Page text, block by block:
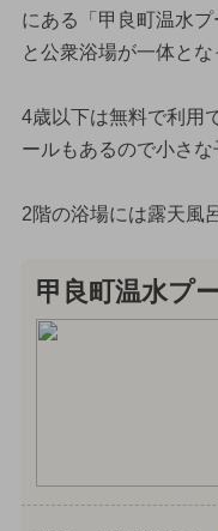
にある「甲良町温水
と公衆浴場が一体とな
4歳以下は無料で利用
ールもあるので小さな
2階の浴場には露天風
甲良町温水プ